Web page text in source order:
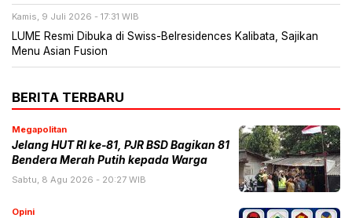
Kamis, 9 Juli 2026 - 17:31 WIB
LUME Resmi Dibuka di Swiss-Belresidences Kalibata, Sajikan
Menu Asian Fusion
BERITA TERBARU
Megapolitan
Jelang HUT RI ke-81, PJR BSD Bagikan 81
Bendera Merah Putih kepada Warga
Sabtu, 8 Agu 2026 - 20:27 WIB
Opini